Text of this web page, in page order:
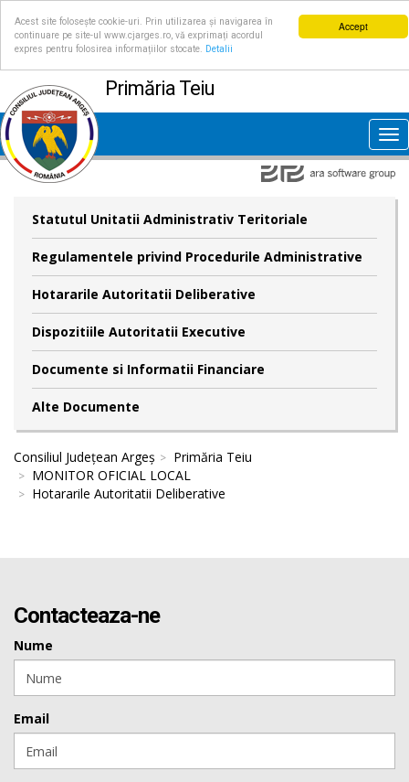
Accept
Acest site folosește cookie-uri. Prin utilizarea și navigarea în
continuare pe site-ul www.cjarges.ro, vă exprimați acordul
expres pentru folosirea informațiilor stocate.
Detalii
Primăria Teiu
Statutul Unitatii Administrativ Teritoriale
Regulamentele privind Procedurile Administrative
Hotararile Autoritatii Deliberative
Dispozitiile Autoritatii Executive
Documente si Informatii Financiare
Alte Documente
Consiliul Județean Argeș
Primăria Teiu
MONITOR OFICIAL LOCAL
Hotararile Autoritatii Deliberative
Contacteaza-ne
Nume
Email